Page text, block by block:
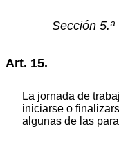
Sección
Art. 15.
La jornada de
iniciarse o
algunas de las